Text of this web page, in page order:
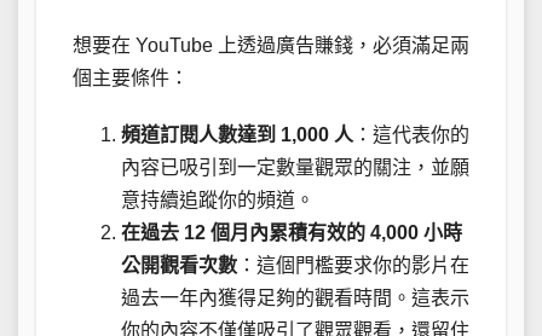
想要在 YouTube 上透過廣告賺錢，必須滿足兩
個主要條件：
頻道訂閱人數達到 1,000 人 ：這代表你的
內容已吸引到一定數量觀眾的關注，並願
意持續追蹤你的頻道。
在過去 12 個月內累積有效的 4,000 小時
公開觀看次數 ：這個門檻要求你的影片在
過去一年內獲得足夠的觀看時間。這表示
你的內容不僅僅吸引了觀眾觀看，還留住